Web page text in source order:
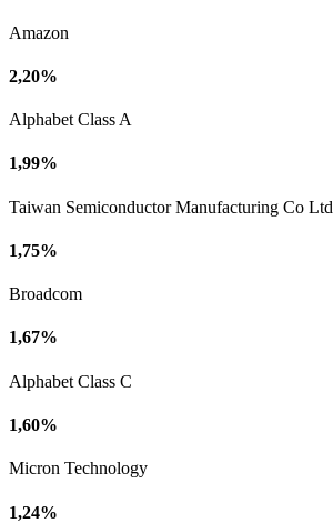
Amazon
2,20%
Alphabet Class A
1,99%
Taiwan Semiconductor Manufacturing Co Ltd
1,75%
Broadcom
1,67%
Alphabet Class C
1,60%
Micron Technology
1,24%